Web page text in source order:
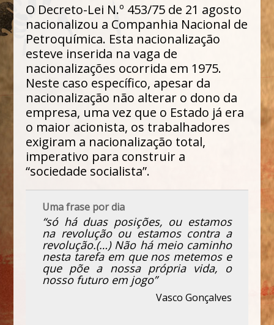
O Decreto-Lei N.º 453/75 de 21 agosto
nacionalizou a Companhia Nacional de
Petroquímica. Esta nacionalização
esteve inserida na vaga de
nacionalizações ocorrida em 1975.
Neste caso específico, apesar da
nacionalização não alterar o dono da
empresa, uma vez que o Estado já era
o maior acionista, os trabalhadores
exigiram a nacionalização total,
imperativo para construir a
“sociedade socialista”.
Uma frase por dia
“só há duas posições, ou estamos
na revolução ou estamos contra a
revolução.(…) Não há meio caminho
nesta tarefa em que nos metemos e
que põe a nossa própria vida, o
nosso futuro em jogo”
Vasco Gonçalves